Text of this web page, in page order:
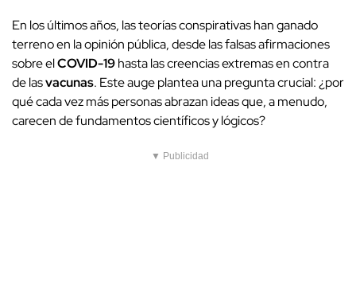
En los últimos años, las teorías conspirativas han ganado
terreno en la opinión pública, desde las falsas afirmaciones
sobre elCOVID-19hasta las creencias extremas en contra
de lasvacunas. Este auge plantea una pregunta crucial: ¿por
qué cada vez más personas abrazan ideas que, a menudo,
carecen de fundamentos científicos y lógicos?
▼ Publicidad